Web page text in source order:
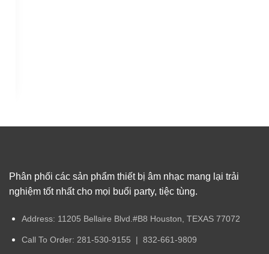
Phân phối các sản phẩm thiết bị âm nhạc mang lại trải
nghiệm tốt nhất cho mọi buổi party, tiệc tùng.
Address: 11205 Bellaire Blvd.#B8 Houston, TEXAS 77072
Call To Order: 281-530-9155 | 832-661-9809